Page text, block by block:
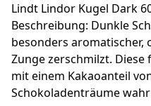
Lindt Lindor Kugel Dark
Beschreibung: Dunkle
besonders aromatischer,
Zunge zerschmilzt. Diese
mit einem Kakaoanteil
Schokoladenträume